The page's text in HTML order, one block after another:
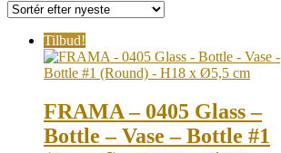
latest
Tilbud!
FRAMA – 0405 Glass –
Bottle – Vase – Bottle #1